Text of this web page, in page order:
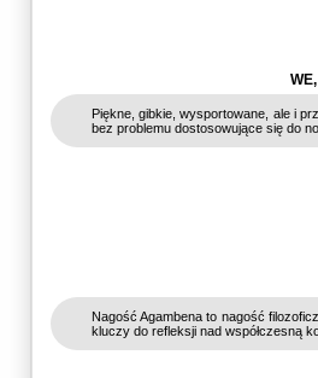
Piękne, gibkie, wysportowane, ale i
bez problemu dostosowujące się do
Nagość Agambena to nagość
kluczy do refleksji nad współczesną